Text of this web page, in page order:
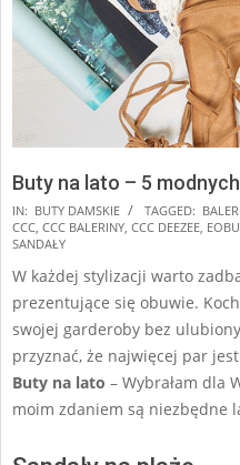
Buty na lato – 5
2025-
01-
IN: BUTY DAMSKIE TAGGED:
CCC, CCC BALERINY, CCC DEEZEE,
SANDAŁY
W każdej stylizacji warto
prezentujące się obuwie.
swojej garderoby bez
przyznać, że najwięcej par
Buty na lato – Wybrałam dla
moim zdaniem są niezbędne